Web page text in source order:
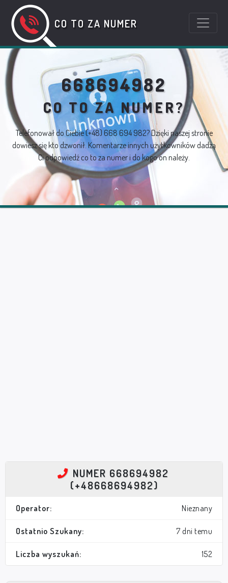
CO TO ZA NUMER
668694982
CO TO ZA NUMER?
Telefonował do Ciebie(+48) 668 694 982? Dzięki naszej stronie
dowiesz się kto dzwonił. Komentarze innych użytkowników dadzą
Ci odpowiedź co to za numer i do kogo on należy.
NUMER 668694982
(+48668694982)
Operator: Nieznany
Ostatnio Szukany: 7 dni temu
Liczba wyszukań: 152